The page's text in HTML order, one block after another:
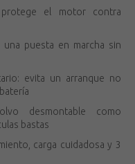
protege el motor contra
puesta en marcha sin
evita un arranque no
desmontable como
bastas
carga cuidadosa y 3